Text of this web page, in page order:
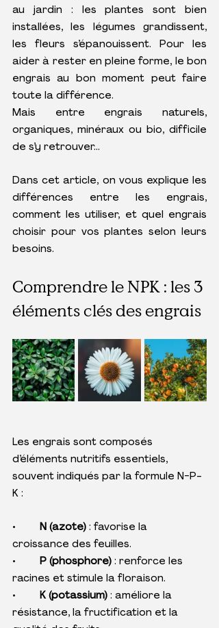
au jardin : les plantes sont bien
installées, les légumes grandissent,
les fleurs s’épanouissent. Pour les
aider à rester en pleine forme, le bon
engrais au bon moment peut faire
toute la différence.
Mais entre engrais naturels,
organiques, minéraux ou bio, difficile
de s’y retrouver…
Dans cet article, on vous explique les
différences entre les engrais,
comment les utiliser, et quel engrais
choisir pour vos plantes selon leurs
besoins.
Comprendre le NPK : les 3
éléments clés des engrais
Les engrais sont composés
d’éléments nutritifs essentiels,
souvent indiqués par la formule N-P-
K :
N (azote) : favorise la
croissance des feuilles.
P (phosphore) : renforce les
racines et stimule la floraison.
K (potassium) : améliore la
résistance, la fructification et la